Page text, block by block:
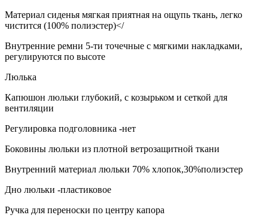
Материал сиденья мягкая приятная на ощупь ткань, легко
чистится (100% полиэстер)</
Внутренние ремни 5-ти точечные с мягкими накладками,
регулируются по высоте
Люлька
Капюшон люльки глубокий, с козырьком и сеткой для
вентиляции
Регулировка подголовника -нет
Боковины люльки из плотной ветрозащитной ткани
Внутренний материал люльки 70% хлопок,30%полиэстер
Дно люльки -пластиковое
Ручка для переноски по центру капора